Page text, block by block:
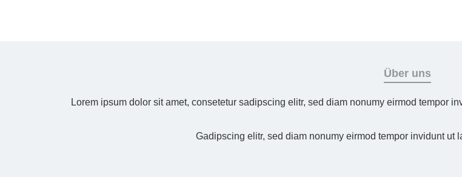
Über uns
Lorem ipsum dolor sit amet, consetetur sadipscing elitr, sed diam nonumy eirmod tempor
Gadipscing elitr, sed diam nonumy eirmod tempor invidunt ut